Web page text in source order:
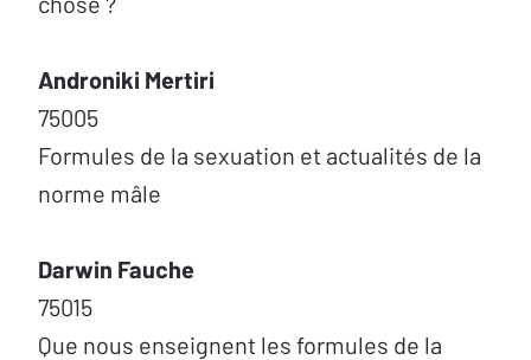
Androniki Mertiri
75005
Formules de la sexuation et actualités de la
norme mâle
Darwin Fauche
75015
Que nous enseignent les formules de la